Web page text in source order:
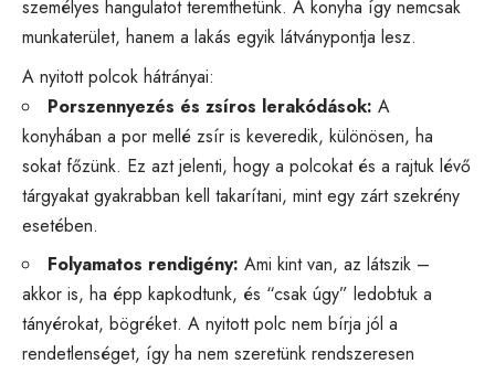
személyes hangulatot teremthetünk. A konyha így nemcsak
munkaterület, hanem a lakás egyik látványpontja lesz.
A nyitott polcok hátrányai:
Porszennyezés és zsíros lerakódások: A
konyhában a por mellé zsír is keveredik, különösen, ha
sokat főzünk. Ez azt jelenti, hogy a polcokat és a rajtuk lévő
tárgyakat gyakrabban kell takarítani, mint egy zárt szekrény
esetében.
Folyamatos rendigény: Ami kint van, az látszik –
akkor is, ha épp kapkodtunk, és “csak úgy” ledobtuk a
tányérokat, bögréket. A nyitott polc nem bírja jól a
rendetlenséget, így ha nem szeretünk rendszeresen